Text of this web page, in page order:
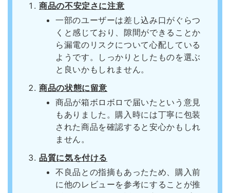
商品の不安定さに注意
一部のユーザーは差し込み口がぐらつ
くと感じており、隙間ができることか
ら漏電のリスクについて心配している
ようです。しっかりとしたものを選ぶ
と良いかもしれません。
商品の状態に留意
商品が箱ボロボロで届いたという意見
もありました。購入時には丁寧に包装
された商品を確認すると安心かもしれ
ません。
品質に気を付ける
不良品との指摘もあったため、購入前
に他のレビューを参考にすることが推